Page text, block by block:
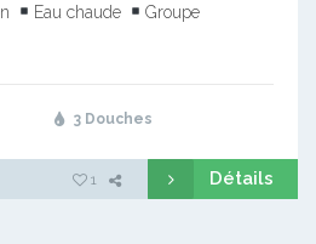
Eau chaude
Groupe
3 Douches
1 Détails